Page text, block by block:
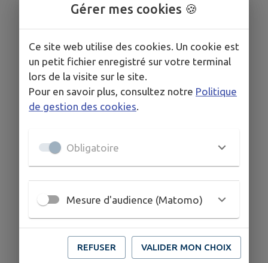
Jourdan)
Cette fiche n'a pas encore été complétée.
COORDONNÉES
43 place de l'Eglise
Gérer mes cookies 🍪
Ce site web utilise des cookies. Un cookie est
un petit fichier enregistré sur votre terminal
lors de la visite sur le site.
Pour en savoir plus, consultez notre Politique
de gestion des cookies.
Obligatoire
Mesure d'audience (Matomo)
REFUSER VALIDER MON CHOIX